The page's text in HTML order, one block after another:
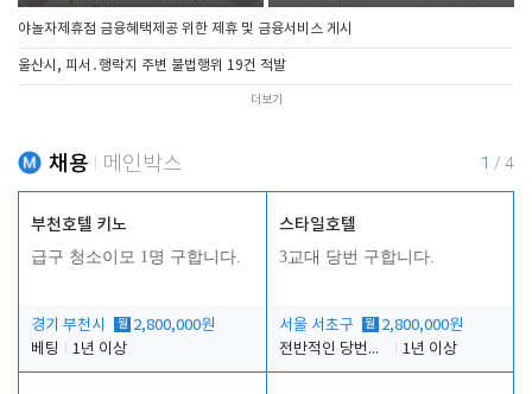
야놀자제휴점 금융혜택제공 위한 제휴 및 금융서비스 게시
울산시, 피서․행락지 주변 불법행위 19건 적발
더보기
채용 메인박스 1 / 4
부천호텔 키노
급구 청소이모 1명 구합니다.
경기 부천시 월 2,800,000원
베팅
1년 이상
스타일호텔
3교대 당번 구합니다.
서울 서초구 월 2,800,000원
전반적인 당번업무
1년 이상